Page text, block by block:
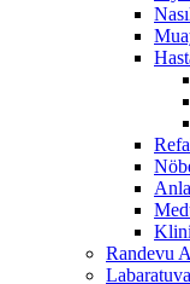
Randevu